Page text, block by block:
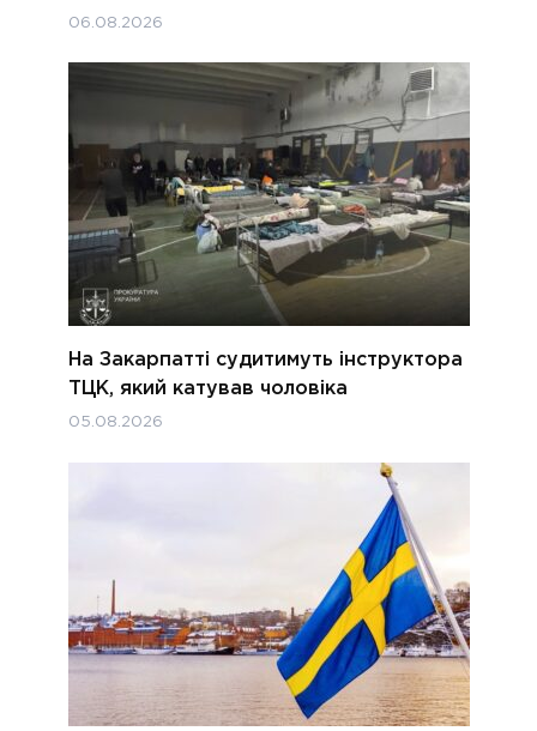
06.08.2026
На Закарпатті судитимуть інструктора
ТЦК, який катував чоловіка
05.08.2026